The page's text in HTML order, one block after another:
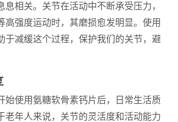
相关。关节在活动中不断承受压力，
高强度运动时，其磨损愈发明显。使用
于减缓这个过程，保护我们的关节，避
始使用氨糖软骨素钙片后，日常生活质
老年人来说，关节的灵活度和活动能力